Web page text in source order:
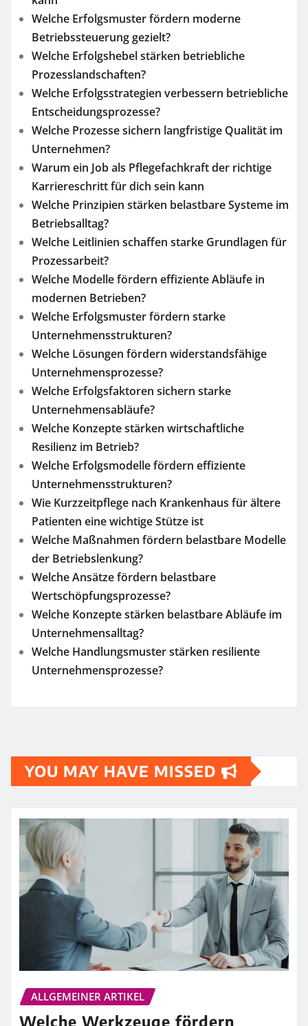
Welche Erfolgsmuster fördern moderne
Betriebssteuerung gezielt?
Welche Erfolgshebel stärken betriebliche
Prozesslandschaften?
Welche Erfolgsstrategien verbessern betriebliche
Entscheidungsprozesse?
Welche Prozesse sichern langfristige Qualität im
Unternehmen?
Warum ein Job als Pflegefachkraft der richtige
Karriereschritt für dich sein kann
Welche Prinzipien stärken belastbare Systeme im
Betriebsalltag?
Welche Leitlinien schaffen starke Grundlagen für
Prozessarbeit?
Welche Modelle fördern effiziente Abläufe in
modernen Betrieben?
Welche Erfolgsmuster fördern starke
Unternehmensstrukturen?
Welche Lösungen fördern widerstandsfähige
Unternehmensprozesse?
Welche Erfolgsfaktoren sichern starke
Unternehmensabläufe?
Welche Konzepte stärken wirtschaftliche
Resilienz im Betrieb?
Welche Erfolgsmodelle fördern effiziente
Unternehmensstrukturen?
Wie Kurzzeitpflege nach Krankenhaus für ältere
Patienten eine wichtige Stütze ist
Welche Maßnahmen fördern belastbare Modelle
der Betriebslenkung?
Welche Ansätze fördern belastbare
Wertschöpfungsprozesse?
Welche Konzepte stärken belastbare Abläufe im
Unternehmensalltag?
Welche Handlungsmuster stärken resiliente
Unternehmensprozesse?
YOU MAY HAVE MISSED
ALLGEMEINER ARTIKEL
Welche Werkzeuge fördern